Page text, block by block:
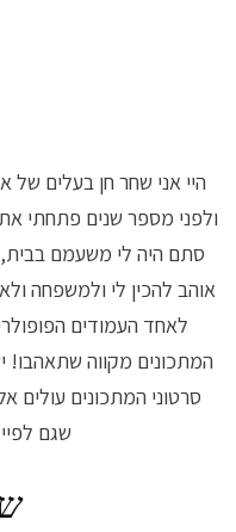
היי אני שחר חן בעלים
ולפני מספר שנים פתחתי
סתם היה לי משעמם
אוהב להכין לי ולמשפחה
לאחד העמודים
המתכונים מקווה שתאהבו!
סרטוני המתכונים עולים
שגם